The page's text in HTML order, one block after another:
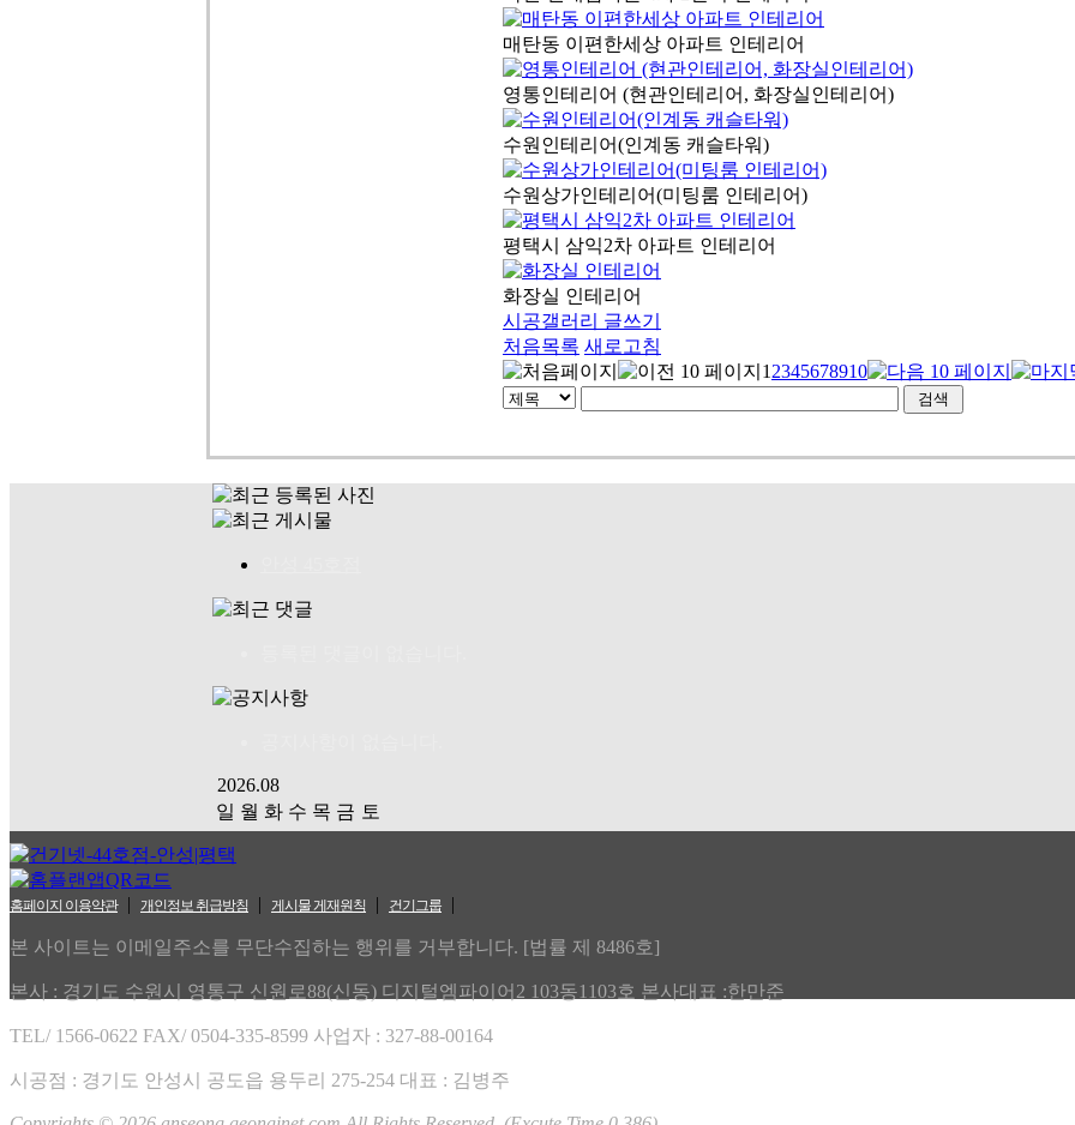
매탄동 이편한세상 아파트 인테리어
영통인테리어 (현관인테리어, 화장실인테리어)
수원인테리어(인계동 캐슬타워)
수원상가인테리어(미팅룸 인테리어)
평택시 삼익2차 아파트 인테리어
화장실 인테리어
시공갤러리 글쓰기
처음목록 새로고침
12345678910
2026.08
일 월 화 수 목 금 토
02
15
16 17 18 19 20 21 22
23 24 25 26 27 28
29
RSS 2.0|ATOM 0.3
Yesterday : 7,230
홈페이지 이용약관 | 개인정보 취급방침 | 게시물 게재원칙 | 건기그룹 |
본 사이트는 이메일주소를 무단수집하는 행위를 거부합니다. [법률 제 8486호]
본사 : 경기도 수원시 영통구 신원로88(신동) 디지털엠파이어2 103동1103호 본사대표 :한만준
TEL/ 1566-0622 FAX/ 0504-335-8599 사업자 : 327-88-00164
시공점 : 경기도 안성시 공도읍 용두리 275-254 대표 : 김병주